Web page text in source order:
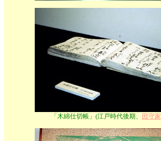
「木綿仕切帳」 (江戸時代後期、 田守家